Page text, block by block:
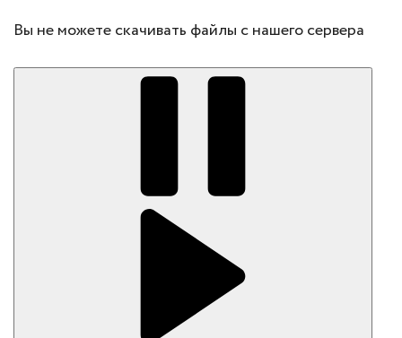
Вы не можете скачивать файлы с нашего сервера